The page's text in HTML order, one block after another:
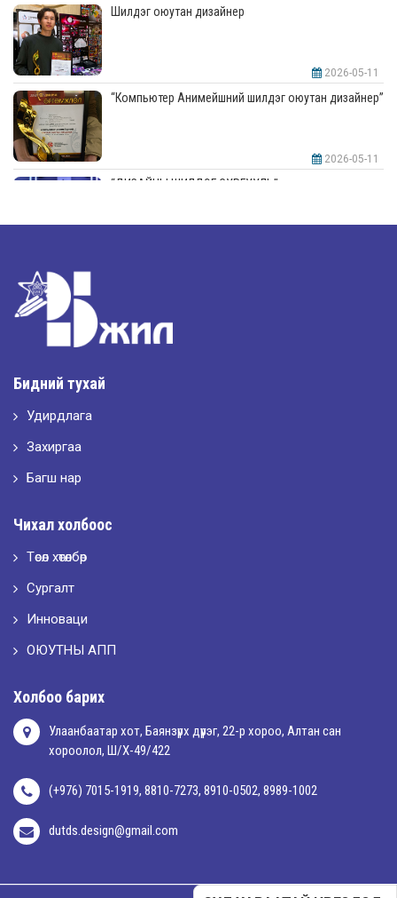
Шилдэг оюутан дизайнер
2026-05-11
“Компьютер Анимейшний шилдэг оюутан дизайнер”
2026-05-11
“ДИЗАЙНЫ ШИЛДЭГ СУРГУУЛЬ”-аар шалгарлаа
“ХҮСЛЭН 2026” хувцас загварын улсын уралдаан,
Бидний тухай
Удирдлага
Захиргаа
Багш нар
Чихал холбоос
Төсөл хөтөлбөр
Сургалт
Инноваци
ОЮУТНЫ АПП
Холбоо барих
Улаанбаатар хот, Баянзүрх дүүрэг, 22-р хороо, Алтан сан
хороолол, Ш/Х-49/422
(+976) 7015-1919, 8810-7273, 8910-0502, 8989-1002
dutds.design@gmail.com